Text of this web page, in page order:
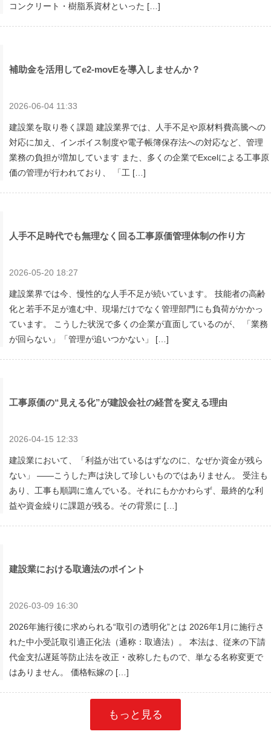
コンクリート・樹脂系資材といった […]
補助金を活用してe2-movEを導入しませんか？
2026-06-04 11:33
建設業を取り巻く課題 建設業界では、人手不足や原材料費高騰への
対応に加え、インボイス制度や電子帳簿保存法への対応など、管理
業務の負担が増加しています また、多くの企業でExcelによる工事原
価の管理が行われており、 「工 […]
人手不足時代でも無理なく回る工事原価管理体制の作り方
2026-05-20 18:27
建設業界では今、慢性的な人手不足が続いています。 技能者の高齢
化と若手不足が進む中、現場だけでなく管理部門にも負荷がかかっ
ています。 こうした状況で多くの企業が直面しているのが、 「業務
が回らない」「管理が追いつかない」 […]
工事原価の“見える化”が建設会社の経営を変える理由
2026-04-15 12:33
建設業において、「利益が出ているはずなのに、なぜか資金が残ら
ない」 ――こうした声は決して珍しいものではありません。 受注も
あり、工事も順調に進んでいる。それにもかかわらず、最終的な利
益や資金繰りに課題が残る。その背景に […]
建設業における取適法のポイント
2026-03-09 16:30
2026年施行後に求められる“取引の透明化”とは 2026年1月に施行さ
れた中小受託取引適正化法（通称：取適法）。 本法は、従来の下請
代金支払遅延等防止法を改正・改称したもので、単なる名称変更で
はありません。 価格転嫁の […]
もっと見る